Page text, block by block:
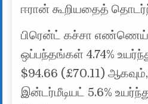
ஈரான் கூறியதைத்
பிரென்ட் கச்சா எண்ணெய்
ஒப்பந்தங்கள் 4.74%
$94.66 (£70.11)
இன்டர்மீடியட் 5.6%